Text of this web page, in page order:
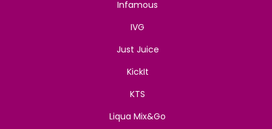
Infamous
IVG
Just Juice
KickIt
KTS
Liqua Mix&Go